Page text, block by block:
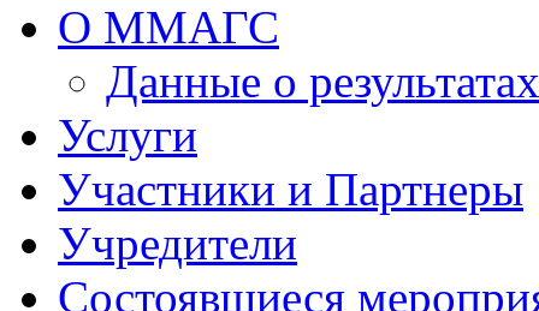
О ММАГС
Данные о
Услуги
Участники и Партнеры
Учредители
Состоявшиеся